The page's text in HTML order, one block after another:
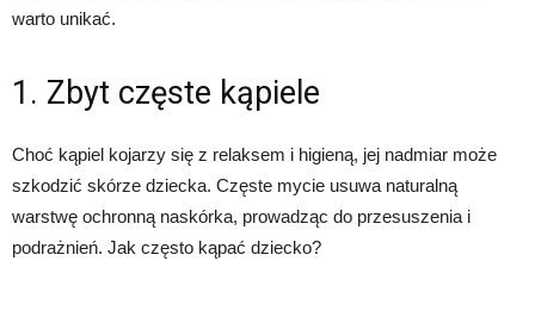
warto unikać.
1. Zbyt częste kąpiele
Choć kąpiel kojarzy się z relaksem i higieną, jej nadmiar może
szkodzić skórze dziecka. Częste mycie usuwa naturalną
warstwę ochronną naskórka, prowadząc do przesuszenia i
podrażnień. Jak często kąpać dziecko?